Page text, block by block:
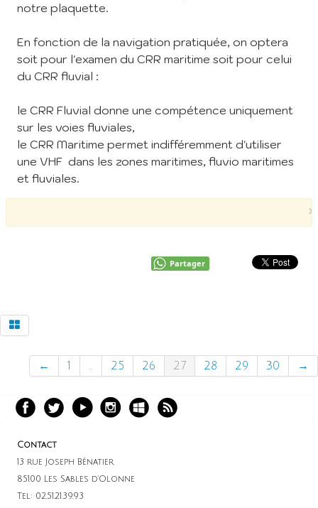
notre plaquette.
En fonction de la navigation pratiquée, on optera
soit pour l'examen du CRR maritime soit pour celui
du CRR fluvial :
le CRR Fluvial donne une compétence uniquement
sur les voies fluviales,
le CRR Maritime permet indifféremment d'utiliser
une VHF dans les zones maritimes, fluvio maritimes
et fluviales.
×
Partager
← 1 ... 25 26 27 28 29 30 →
Contact
13 rue Joseph Bénatier
85100 Les Sables d'Olonne
Tel: 02.51.21.39.93